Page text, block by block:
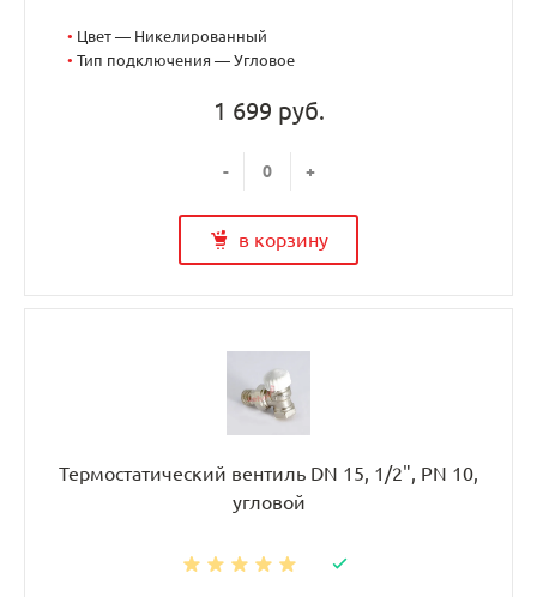
• Цвет — Никелированный
• Тип подключения — Угловое
1 699 руб.
- +
в корзину
Термостатический вентиль DN 15, 1/2", PN 10,
угловой